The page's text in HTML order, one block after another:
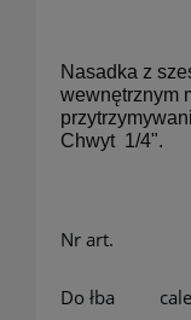
Nasadka z
wewnętrznym
Chwyt 1/4".
Nr art.
Do łba